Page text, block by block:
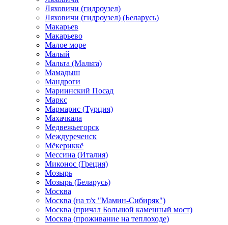
Ляховичи (гидроузел)
Ляховичи (гидроузел) (Беларусь)
Макарьев
Макарьево
Малое море
Малый
Мальта (Мальта)
Мамадыш
Мандроги
Мариинский Посад
Маркс
Мармарис (Турция)
Махачкала
Медвежьегорск
Междуреченск
Мёкериккё
Мессина (Италия)
Миконос (Греция)
Мозырь
Мозырь (Беларусь)
Москва
Москва (на т/х "Мамин-Сибиряк")
Москва (причал Большой каменный мост)
Москва (проживание на теплоходе)